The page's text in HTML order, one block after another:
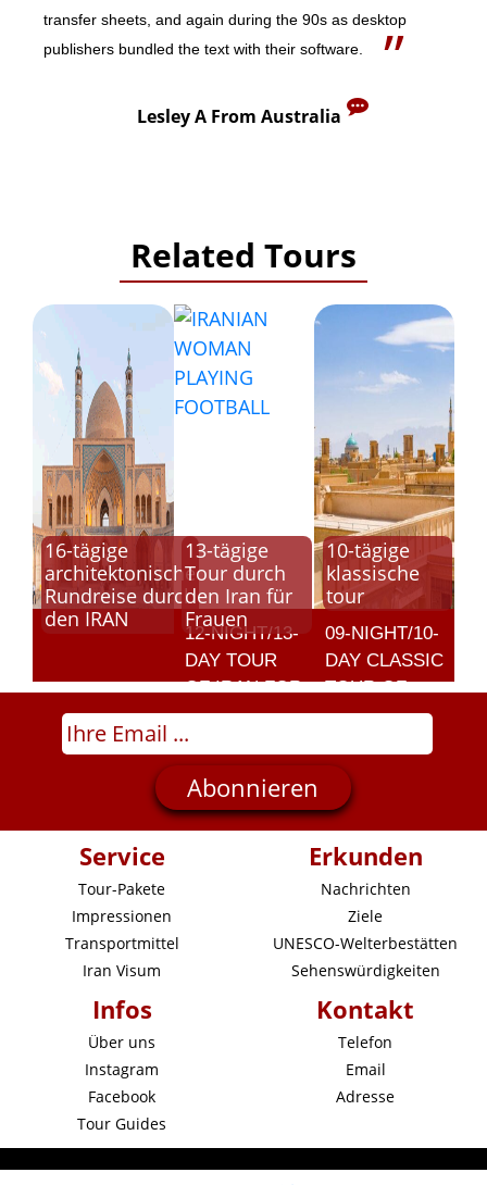
transfer sheets, and again during the 90s as desktop
publishers bundled the text with their software.
Lesley A From Australia
transfer sheets, and again during the 90s as desktop
publishers bundled the text with their software.
Navid From England
Related Tours
16-tägige
architektonische
Rundreise durch
den IRAN
13-tägige
Tour durch
den Iran für
Frauen
12-NIGHT/13-
DAY TOUR
OF IRAN FOR
WOMEN
10-tägige
klassische
tour
09-NIGHT/10-
DAY CLASSIC
TOUR OF
IRAN
7-
TOUR
Service
Tour-Pakete
Impressionen
Transportmittel
Iran Visum
Erkunden
Nachrichten
Ziele
UNESCO-Welterbestätten
Sehenswürdigkeiten
Infos
Über uns
Instagram
Facebook
Tour Guides
Kontakt
Telefon
Email
Adresse